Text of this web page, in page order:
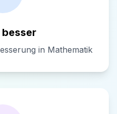
in Mathematik